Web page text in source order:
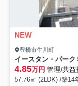
NEW
豊橋市牛川町
イースタン・パーク
4.85万円 管理/共益
57.76㎡ (2LDK) /築14